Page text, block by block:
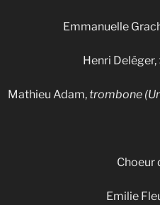
Emmanuelle
Henri Deléger,
Mathieu Adam, trombone
Choeur
Emilie